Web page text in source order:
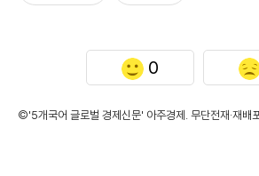
0
©'5개국어 글로벌 경제신문' 아주경제. 무단전재·재배